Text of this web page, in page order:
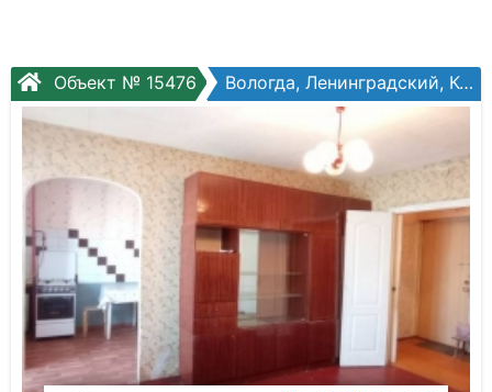
Объект № 15476 Вологда, Ленинградский, Костромская ул, №10